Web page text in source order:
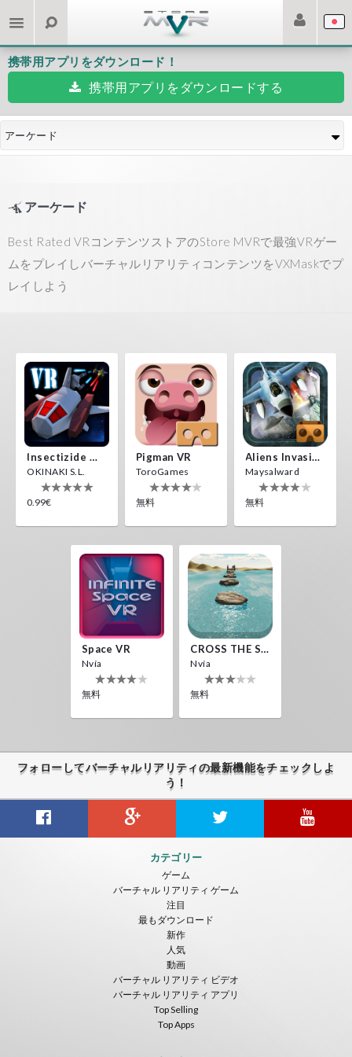
携帯用アプリをダウンロード！
携帯用アプリをダウンロードする
アーケード
アーケード
Best Rated VRコンテンツストアのStore MVRで最強VRゲー
ムをプレイしバーチャルリアリティコンテンツをVXMaskでプ
レイしよう
Insectizide Wars VR
OKINAKI S.L.
0.99€
Pigman VR
ToroGames
無料
Aliens Invasion VR
Maysalward
無料
Space VR
Nvía
無料
CROSS THE SEA
Nvía
無料
フォローしてバーチャルリアリティの最新機能をチェックしよ
う！
カテゴリー
ゲーム
バーチャル リアリティ ゲーム
注目
最もダウンロード
新作
人気
動画
バーチャル リアリティ ビデオ
バーチャル リアリティ アプリ
Top Selling
Top Apps